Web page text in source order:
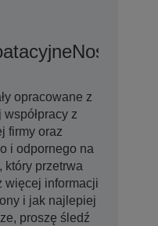
Nośniki
opracowane z
z
firmy oraz
i odpornego na
który przetrwa
więcej informacji
i jak najlepiej
proszę śledź